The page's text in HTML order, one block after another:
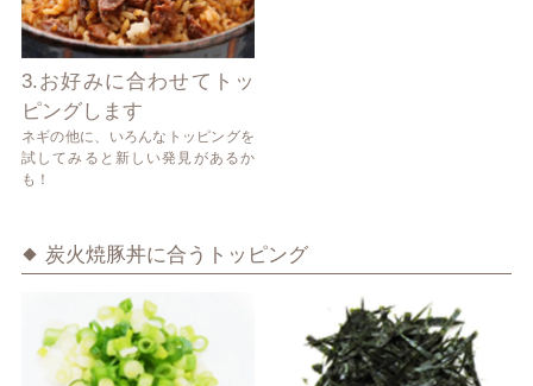
3.お好みに合わせてトッ
ピングします
ネギの他に、いろんなトッピングを
試してみると新しい発見があるか
も！
炭火焼豚丼に合うトッピング